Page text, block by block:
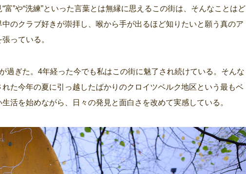
富”や“洗練”といった言葉とは無縁に思えるこの街は、そんなことはど
のクラブ好きが崇拝し、喉から手が出るほど知りたいと願う真のア
っている。
過ぎた。4年経った今でも私はこの街に魅了され続けている。そんな
た今年の夏に引っ越したばかりのクロイツベルク地区という最もベ
活を始めながら、日々の発見と面白さを改めて実感している。